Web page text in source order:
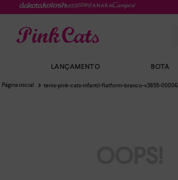
LANÇAMENTO BOTA
tenis-pink-cats-infantil-flatform-branco-v3855-00006